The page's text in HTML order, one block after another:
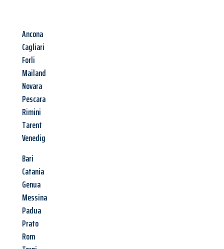
Ancona
Cagliari
Forli
Mailand
Novara
Pescara
Rimini
Tarent
Venedig
Bari
Catania
Genua
Messina
Padua
Prato
Rom